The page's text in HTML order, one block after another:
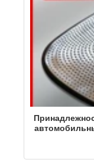
коврики для
моющиеся